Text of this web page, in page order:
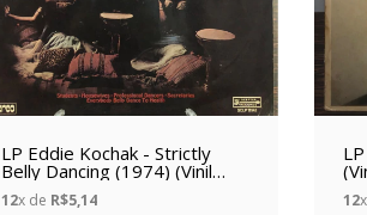
LP Eddie Kochak - Strictly
Belly Dancing (1974) (Vinil
usado)
12x de R$5,14 12